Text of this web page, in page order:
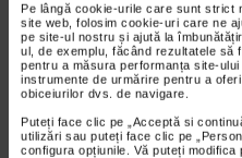
Pe lângă cookie-urile care sunt strict
site web, folosim cookie-uri care ne
pe site-ul nostru și ajută la
ul, de exemplu, făcând rezultatele să
pentru a măsura performanța site-
instrumente de urmărire pentru a
obiceiurilor dvs. de navigare.
Puteți face clic pe „Acceptă si
utilizări sau puteți face clic pe
configura opțiunile. Vă puteți
Brand: GAVISCON
*Pentru pret te asteptam in cea mai
ARTICOLE
Reflux
Boli ale